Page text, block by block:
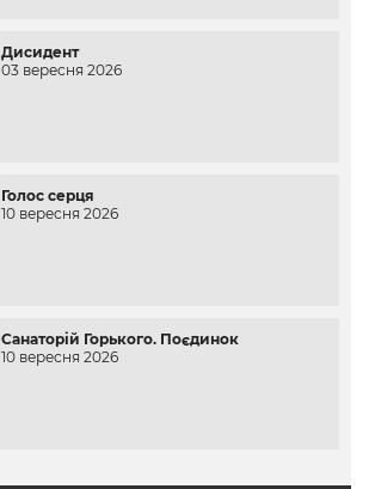
Дисидент
03 вересня 2026
Голос серця
10 вересня 2026
Санаторій Горького. Поєдинок
10 вересня 2026